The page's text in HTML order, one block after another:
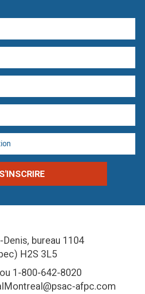
Denis, bureau 1104
H2S 3L5
1-800-642-8020
afpc.com